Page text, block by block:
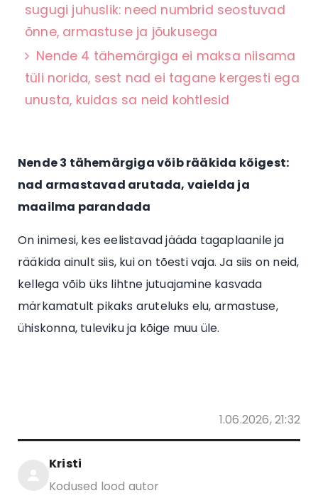
sugugi juhuslik: need numbrid seostuvad
õnne, armastuse ja jõukusega
Nende 4 tähemärgiga ei maksa niisama
tüli norida, sest nad ei tagane kergesti ega
unusta, kuidas sa neid kohtlesid
Nende 3 tähemärgiga võib rääkida kõigest:
nad armastavad arutada, vaielda ja
maailma parandada
On inimesi, kes eelistavad jääda tagaplaanile ja
rääkida ainult siis, kui on tõesti vaja. Ja siis on neid,
kellega võib üks lihtne jutuajamine kasvada
märkamatult pikaks aruteluks elu, armastuse,
ühiskonna, tuleviku ja kõige muu üle.
1.06.2026, 21:32
Kristi
Kodused lood autor